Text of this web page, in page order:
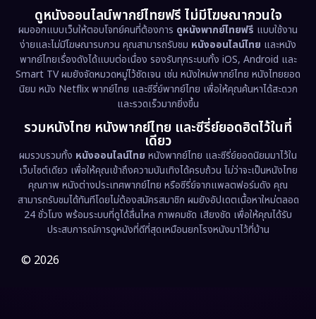
ดูหนังออนไลน์พากย์ไทยฟรี ไม่มีโฆษณากวนใจ
ผมออกแบบเว็บให้ตอบโจทย์คนที่ต้องการ ดูหนังพากย์ไทยฟรี แบบใช้งาน
ง่ายและไม่มีโฆษณารบกวน คุณสามารถรับชม หนังออนไลน์ไทย และหนัง
พากย์ไทยเรื่องดังได้แบบต่อเนื่อง รองรับทุกระบบทั้ง iOS, Android และ
Smart TV ผมยังจัดหมวดหมู่ไว้ชัดเจน เช่น หนังใหม่พากย์ไทย หนังไทยยอด
นิยม หนัง Netflix พากย์ไทย และซีรี่ย์พากย์ไทย เพื่อให้คุณค้นหาได้สะดวก
และรวดเร็วมากยิ่งขึ้น
รวมหนังไทย หนังพากย์ไทย และซีรี่ย์ยอดฮิตไว้ในที่
เดียว
ผมรวบรวมทั้ง หนังออนไลน์ไทย หนังพากย์ไทย และซีรี่ย์ยอดนิยมมาไว้ใน
เว็บไซต์เดียว เพื่อให้คุณเข้าถึงความบันเทิงได้ครบถ้วน ไม่ว่าจะเป็นหนังไทย
คุณภาพ หนังต่างประเทศพากย์ไทย หรือซีรี่ย์จากแพลตฟอร์มดัง คุณ
สามารถรับชมได้ทันทีโดยไม่ต้องสมัครสมาชิก ผมยังอัปเดตเนื้อหาใหม่ตลอด
24 ชั่วโมง พร้อมระบบที่ดูได้ลื่นไหล ภาพคมชัด เสียงชัด เพื่อให้คุณได้รับ
ประสบการณ์การดูหนังที่ดีที่สุดเหมือนยกโรงหนังมาไว้ที่บ้าน
© 2026